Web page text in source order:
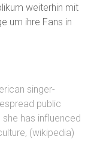
weiterhin mit
um ihre Fans in
singer-
public
has influenced
(wikipedia)